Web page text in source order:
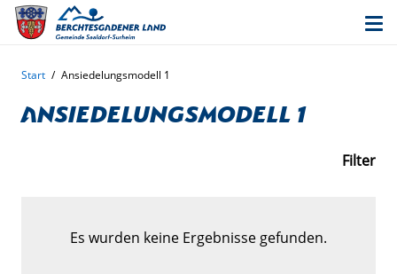
Start / Ansiedelungsmodell 1
Ansiedelungsmodell 1
Filter
Es wurden keine Ergebnisse gefunden.